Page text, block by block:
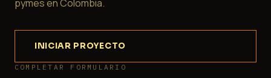
pymes en Colombia.
INICIAR PROYECTO
COMPLETAR FORMULARIO